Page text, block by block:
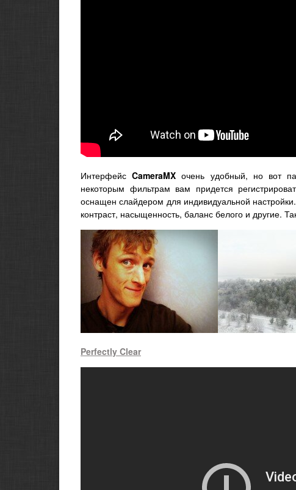
ИнтерфейсCameraMX очень удобный, но вот
некоторым фильтрам вам придется
оснащен слайдером для индивидуальной
контраст, насыщенность, баланс белого и другие.
Perfectly Clear